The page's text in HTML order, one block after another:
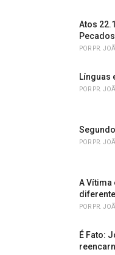
Atos
POR PR.
Línguas
POR PR.
POR PR.
A Vítima
POR PR.
É Fato: